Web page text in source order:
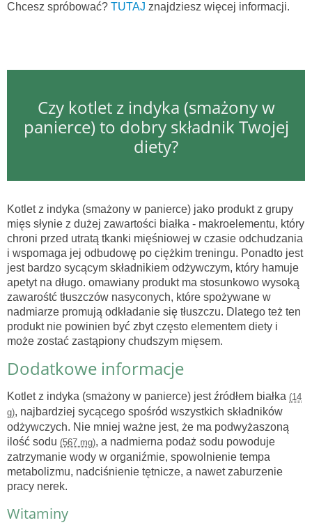
Chcesz spróbować? TUTAJ znajdziesz więcej informacji.
Czy kotlet z indyka (smażony w
panierce) to dobry składnik Twojej
diety?
Kotlet z indyka (smażony w panierce) jako produkt z grupy
mięs słynie z dużej zawartości białka - makroelementu, który
chroni przed utratą tkanki mięśniowej w czasie odchudzania
i wspomaga jej odbudowę po ciężkim treningu. Ponadto jest
jest bardzo sycącym składnikiem odżywczym, który hamuje
apetyt na długo. omawiany produkt ma stosunkowo wysoką
zawarośtć tłuszczów nasyconych, które spożywane w
nadmiarze promują odkładanie się tłuszczu. Dlatego też ten
produkt nie powinien być zbyt często elementem diety i
może zostać zastąpiony chudszym mięsem.
Dodatkowe informacje
Kotlet z indyka (smażony w panierce) jest źródłem białka (14
g), najbardziej sycącego spośród wszystkich składników
odżywczych. Nie mniej ważne jest, że ma podwyżaszoną
ilość sodu (567 mg), a nadmierna podaż sodu powoduje
zatrzymanie wody w organiźmie, spowolnienie tempa
metabolizmu, nadciśnienie tętnicze, a nawet zaburzenie
pracy nerek.
Witaminy